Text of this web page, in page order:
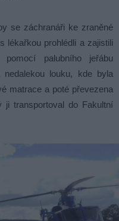
se záchranáři ke zraněné
lékařkou prohlédli a zajistili
palubního jeřábu
louku, kde byla
matrace a poté převezena
ji transportoval do Fakultní